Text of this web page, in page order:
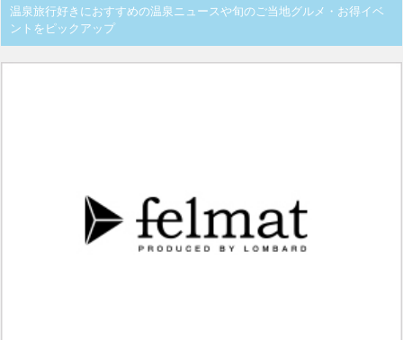
温泉旅行好きにおすすめの温泉ニュースや旬のご当地グルメ・お得イベ
ントをピックアップ